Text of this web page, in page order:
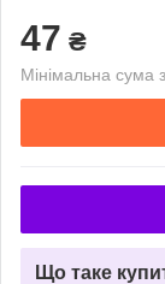
47 ₴
Мінімальна сума
Що таке